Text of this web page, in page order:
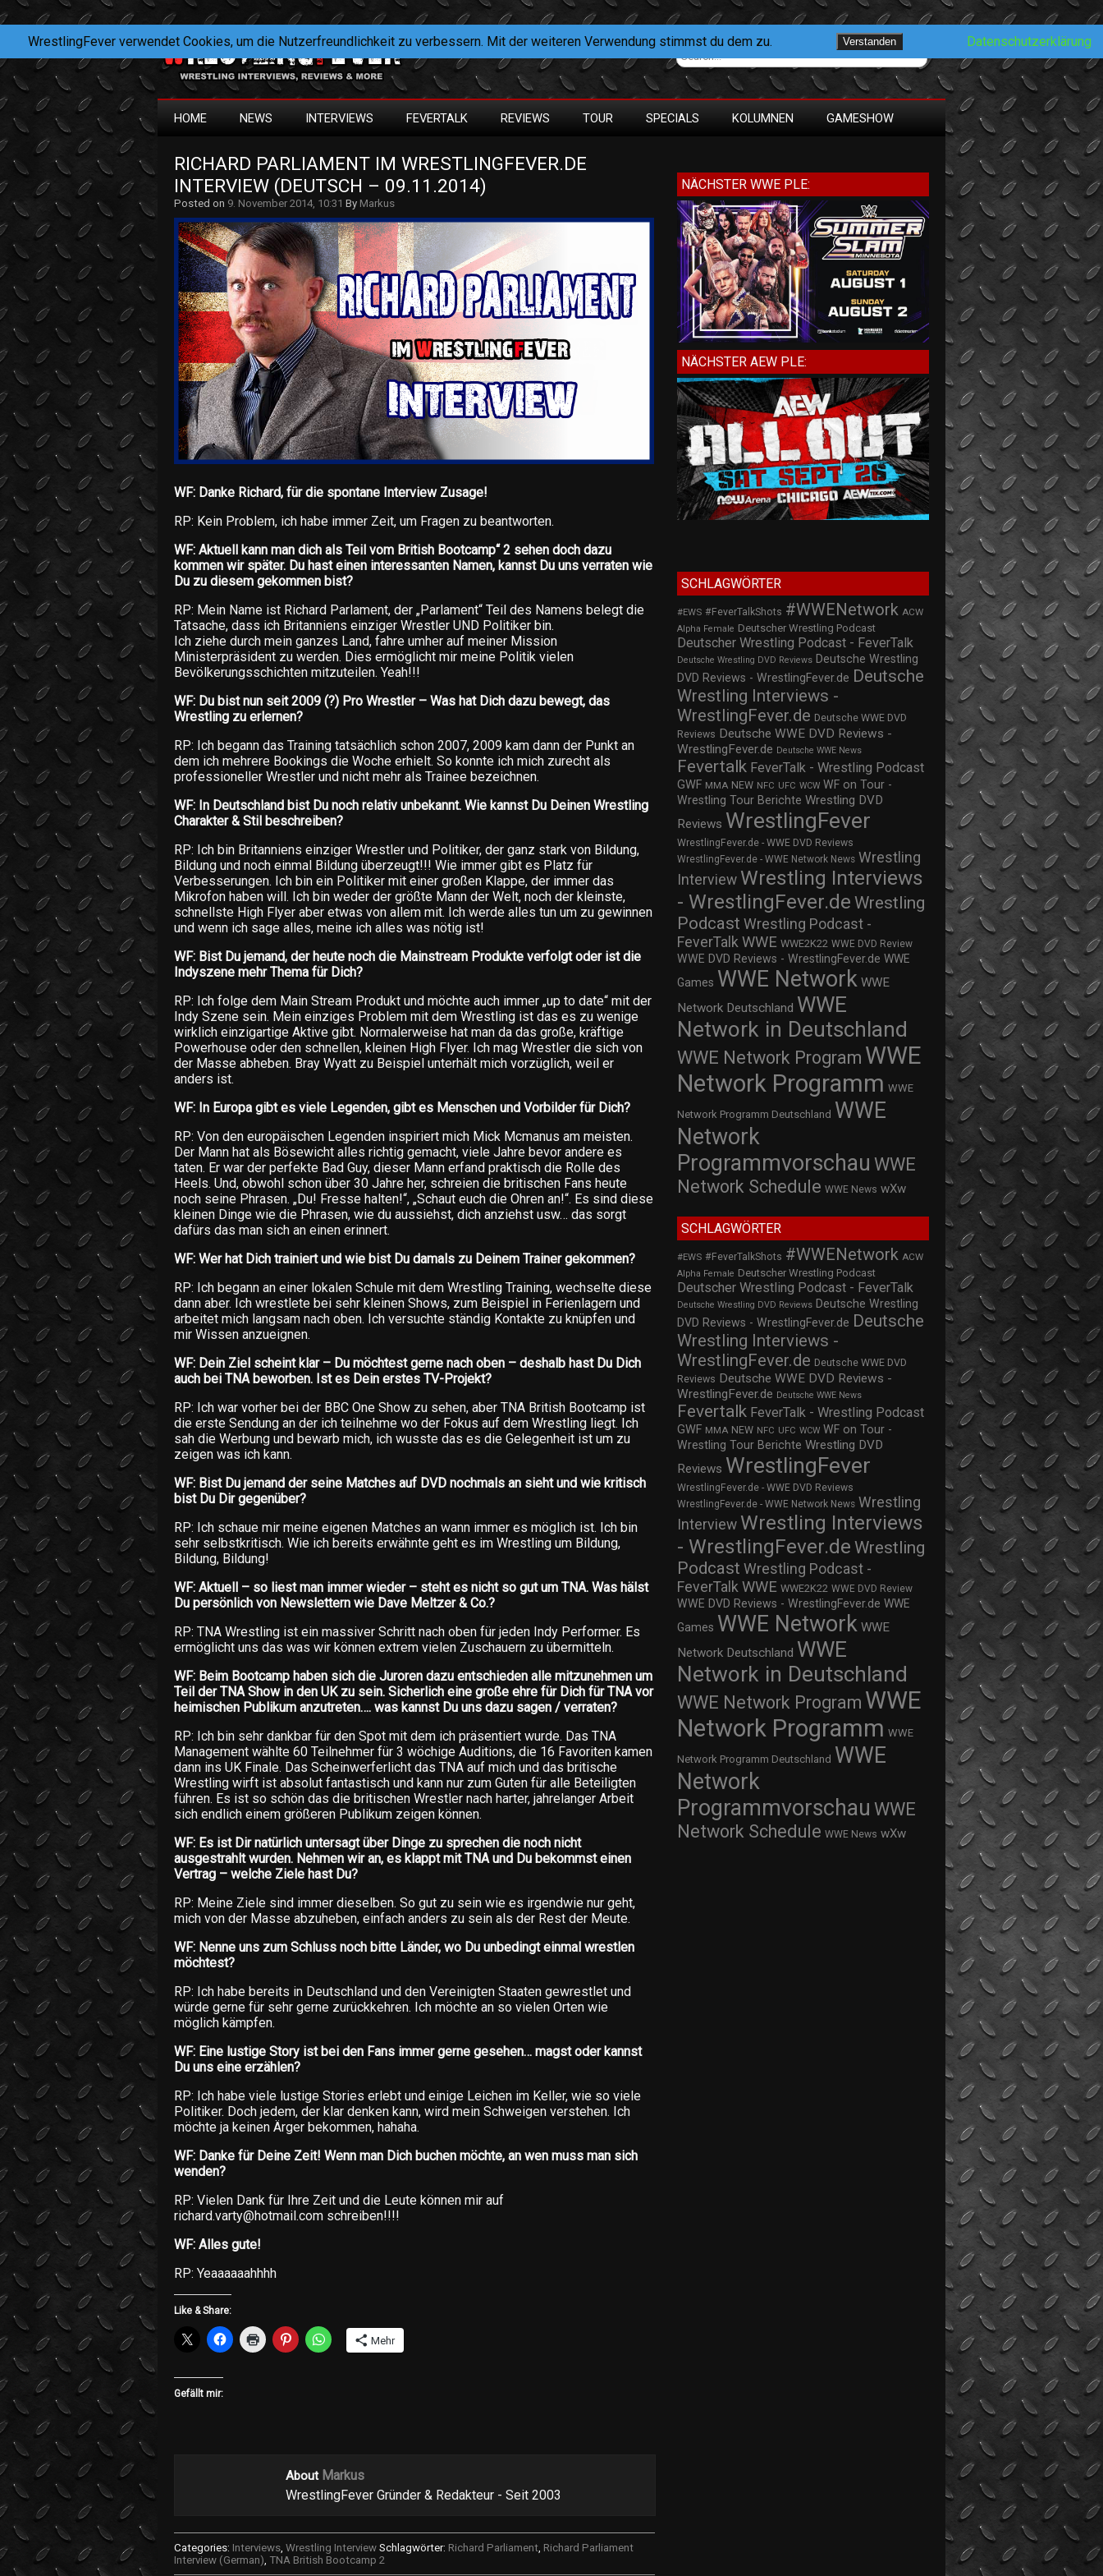
HOME NEWS INTERVIEWS FEVERTALK REVIEWS TOUR SPECIALS KOLUMNEN GAMESHOW
RICHARD PARLIAMENT IM WRESTLINGFEVER.DE
INTERVIEW (DEUTSCH – 09.11.2014)
Posted on 9. November 2014, 10:31 By Markus
WF: Danke Richard, für die spontane Interview Zusage!
RP: Kein Problem, ich habe immer Zeit, um Fragen zu beantworten.
WF: Aktuell kann man dich als Teil vom British Bootcamp“ 2 sehen doch dazu
kommen wir später. Du hast einen interessanten Namen, kannst Du uns verraten wie
Du zu diesem gekommen bist?
RP: Mein Name ist Richard Parlament, der „Parlament“ Teil des Namens belegt die
Tatsache, dass ich Britanniens einziger Wrestler UND Politiker bin.
Ich ziehe durch mein ganzes Land, fahre umher auf meiner Mission
Ministerpräsident zu werden. Dies ermöglicht mir meine Politik vielen
Bevölkerungsschichten mitzuteilen. Yeah!!!
WF: Du bist nun seit 2009 (?) Pro Wrestler – Was hat Dich dazu bewegt, das
Wrestling zu erlernen?
RP: Ich begann das Training tatsächlich schon 2007, 2009 kam dann der Punkt an
dem ich mehrere Bookings die Woche erhielt. So konnte ich mich zurecht als
professioneller Wrestler und nicht mehr als Trainee bezeichnen.
WF: In Deutschland bist Du noch relativ unbekannt. Wie kannst Du Deinen Wrestling
Charakter & Stil beschreiben?
RP: Ich bin Britanniens einziger Wrestler und Politiker, der ganz stark von Bildung,
Bildung und noch einmal Bildung überzeugt!!! Wie immer gibt es Platz für
Verbesserungen. Ich bin ein Politiker mit einer großen Klappe, der immer das
Mikrofon haben will. Ich bin weder der größte Mann der Welt, noch der kleinste,
schnellste High Flyer aber etwas von allem mit. Ich werde alles tun um zu gewinnen
und wenn ich sage alles, meine ich alles was nötig ist!
WF: Bist Du jemand, der heute noch die Mainstream Produkte verfolgt oder ist die
Indyszene mehr Thema für Dich?
RP: Ich folge dem Main Stream Produkt und möchte auch immer „up to date“ mit der
Indy Szene sein. Mein einziges Problem mit dem Wrestling ist das es zu wenige
wirklich einzigartige Aktive gibt. Normalerweise hat man da das große, kräftige
Powerhouse oder den schnellen, kleinen High Flyer. Ich mag Wrestler die sich von
der Masse abheben. Bray Wyatt zu Beispiel unterhält mich vorzüglich, weil er
anders ist.
WF: In Europa gibt es viele Legenden, gibt es Menschen und Vorbilder für Dich?
RP: Von den europäischen Legenden inspiriert mich Mick Mcmanus am meisten.
Der Mann hat als Bösewicht alles richtig gemacht, viele Jahre bevor andere es
taten. Er war der perfekte Bad Guy, dieser Mann erfand praktisch die Rolle des
Heels. Und, obwohl schon über 30 Jahre her, schreien die britischen Fans heute
noch seine Phrasen. „Du! Fresse halten!“, „Schaut euch die Ohren an!“. Es sind diese
kleinen Dinge wie die Phrasen, wie du aussiehst, dich anziehst usw… das sorgt
dafürs das man sich an einen erinnert.
WF: Wer hat Dich trainiert und wie bist Du damals zu Deinem Trainer gekommen?
RP: Ich begann an einer lokalen Schule mit dem Wrestling Training, wechselte diese
dann aber. Ich wrestlete bei sehr kleinen Shows, zum Beispiel in Ferienlagern und
arbeitet mich langsam nach oben. Ich versuchte ständig Kontakte zu knüpfen und
mir Wissen anzueignen.
WF: Dein Ziel scheint klar – Du möchtest gerne nach oben – deshalb hast Du Dich
auch bei TNA beworben. Ist es Dein erstes TV-Projekt?
RP: Ich war vorher bei der BBC One Show zu sehen, aber TNA British Bootcamp ist
die erste Sendung an der ich teilnehme wo der Fokus auf dem Wrestling liegt. Ich
sah die Werbung und bewarb mich, ich wusste das es die Gelegenheit ist um zu
zeigen was ich kann.
WF: Bist Du jemand der seine Matches auf DVD nochmals an sieht und wie kritisch
bist Du Dir gegenüber?
RP: Ich schaue mir meine eigenen Matches an wann immer es möglich ist. Ich bin
sehr selbstkritisch. Wie ich bereits erwähnte geht es im Wrestling um Bildung,
Bildung, Bildung!
WF: Aktuell – so liest man immer wieder – steht es nicht so gut um TNA. Was hälst
Du persönlich von Newslettern wie Dave Meltzer & Co.?
RP: TNA Wrestling ist ein massiver Schritt nach oben für jeden Indy Performer. Es
ermöglicht uns das was wir können extrem vielen Zuschauern zu übermitteln.
WF: Beim Bootcamp haben sich die Juroren dazu entschieden alle mitzunehmen um
Teil der TNA Show in den UK zu sein. Sicherlich eine große ehre für Dich für TNA vor
heimischen Publikum anzutreten…. was kannst Du uns dazu sagen / verraten?
RP: Ich bin sehr dankbar für den Spot mit dem ich präsentiert wurde. Das TNA
Management wählte 60 Teilnehmer für 3 wöchige Auditions, die 16 Favoriten kamen
dann ins UK Finale. Das Scheinwerferlicht das TNA auf mich und das britische
Wrestling wirft ist absolut fantastisch und kann nur zum Guten für alle Beteiligten
führen. Es ist so schön das die britischen Wrestler nach harter, jahrelanger Arbeit
sich endlich einem größeren Publikum zeigen können.
WF: Es ist Dir natürlich untersagt über Dinge zu sprechen die noch nicht
ausgestrahlt wurden. Nehmen wir an, es klappt mit TNA und Du bekommst einen
Vertrag – welche Ziele hast Du?
RP: Meine Ziele sind immer dieselben. So gut zu sein wie es irgendwie nur geht,
mich von der Masse abzuheben, einfach anders zu sein als der Rest der Meute.
WF: Nenne uns zum Schluss noch bitte Länder, wo Du unbedingt einmal wrestlen
möchtest?
RP: Ich habe bereits in Deutschland und den Vereinigten Staaten gewrestlet und
würde gerne für sehr gerne zurückkehren. Ich möchte an so vielen Orten wie
möglich kämpfen.
WF: Eine lustige Story ist bei den Fans immer gerne gesehen… magst oder kannst
Du uns eine erzählen?
RP: Ich habe viele lustige Stories erlebt und einige Leichen im Keller, wie so viele
Politiker. Doch jedem, der klar denken kann, wird mein Schweigen verstehen. Ich
möchte ja keinen Ärger bekommen, hahaha.
WF: Danke für Deine Zeit! Wenn man Dich buchen möchte, an wen muss man sich
wenden?
RP: Vielen Dank für Ihre Zeit und die Leute können mir auf
richard.varty@hotmail.com schreiben!!!!
WF: Alles gute!
RP: Yeaaaaaahhhh
Like & Share:
Mehr
Gefällt mir:
About Markus
WrestlingFever Gründer & Redakteur - Seit 2003
Categories: Interviews, Wrestling Interview Schlagwörter: Richard Parliament, Richard Parliament
Interview (German), TNA British Bootcamp 2
NÄCHSTER WWE PLE:
NÄCHSTER AEW PLE:
SCHLAGWÖRTER
#EWS #FeverTalkShots #WWENetwork ACW
Alpha Female Deutscher Wrestling Podcast
Deutscher Wrestling Podcast - FeverTalk
Deutsche Wrestling DVD Reviews Deutsche Wrestling
DVD Reviews - WrestlingFever.de Deutsche
Wrestling Interviews -
WrestlingFever.de Deutsche WWE DVD
Reviews Deutsche WWE DVD Reviews -
WrestlingFever.de Deutsche WWE News
Fevertalk FeverTalk - Wrestling Podcast
GWF MMA NEW NFC UFC WCW WF on Tour -
Wrestling Tour Berichte Wrestling DVD
Reviews WrestlingFever
WrestlingFever.de - WWE DVD Reviews
WrestlingFever.de - WWE Network News Wrestling
Interview Wrestling Interviews
- WrestlingFever.de Wrestling
Podcast Wrestling Podcast -
FeverTalk WWE WWE2K22 WWE DVD Review
WWE DVD Reviews - WrestlingFever.de WWE
Games WWE Network WWE
Network Deutschland WWE
Network in Deutschland
WWE Network Program WWE
Network Programm WWE
Network Programm Deutschland WWE
Network
Programmvorschau WWE
Network Schedule WWE News wXw
SCHLAGWÖRTER
#EWS #FeverTalkShots #WWENetwork ACW
Alpha Female Deutscher Wrestling Podcast
Deutscher Wrestling Podcast - FeverTalk
Deutsche Wrestling DVD Reviews Deutsche Wrestling
DVD Reviews - WrestlingFever.de Deutsche
Wrestling Interviews -
WrestlingFever.de Deutsche WWE DVD
Reviews Deutsche WWE DVD Reviews -
WrestlingFever.de Deutsche WWE News
Fevertalk FeverTalk - Wrestling Podcast
GWF MMA NEW NFC UFC WCW WF on Tour -
Wrestling Tour Berichte Wrestling DVD
Reviews WrestlingFever
WrestlingFever.de - WWE DVD Reviews
WrestlingFever.de - WWE Network News Wrestling
Interview Wrestling Interviews
- WrestlingFever.de Wrestling
Podcast Wrestling Podcast -
FeverTalk WWE WWE2K22 WWE DVD Review
WWE DVD Reviews - WrestlingFever.de WWE
Games WWE Network WWE
Network Deutschland WWE
Network in Deutschland
WWE Network Program WWE
Network Programm WWE
Network Programm Deutschland WWE
Network
Programmvorschau WWE
Network Schedule WWE News wXw
WrestlingFever verwendet Cookies, um die Nutzerfreundlichkeit zu verbessern. Mit der weiteren Verwendung stimmst du dem zu. Verstanden Datenschutzerklärung